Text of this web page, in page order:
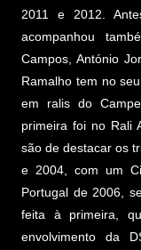
2011 e 2012.
acompanhou
Campos, António
Ramalho tem no
em ralis do
primeira foi no Rali
são de destacar os
e 2004, com um
Portugal de 2006,
feita à primeira,
envolvimento da